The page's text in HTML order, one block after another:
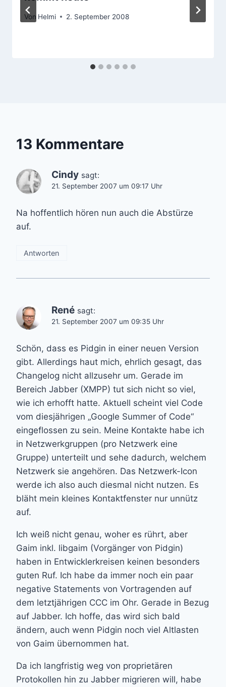
Von Helmi 2. September 2008
13 Kommentare
Cindy sagt:
21. September 2007 um 09:17 Uhr
Na hoffentlich hören nun auch die Abstürze
auf.
Antworten
René sagt:
21. September 2007 um 09:35 Uhr
Schön, dass es Pidgin in einer neuen Version
gibt. Allerdings haut mich, ehrlich gesagt, das
Changelog nicht allzusehr um. Gerade im
Bereich Jabber (XMPP) tut sich nicht so viel,
wie ich erhofft hatte. Aktuell scheint viel Code
vom diesjährigen „Google Summer of Code“
eingeflossen zu sein. Meine Kontakte habe ich
in Netzwerkgruppen (pro Netzwerk eine
Gruppe) unterteilt und sehe dadurch, welchem
Netzwerk sie angehören. Das Netzwerk-Icon
werde ich also auch diesmal nicht nutzen. Es
bläht mein kleines Kontaktfenster nur unnütz
auf.
Ich weiß nicht genau, woher es rührt, aber
Gaim inkl. libgaim (Vorgänger von Pidgin)
haben in Entwicklerkreisen keinen besonders
guten Ruf. Ich habe da immer noch ein paar
negative Statements von Vortragenden auf
dem letztjährigen CCC im Ohr. Gerade in Bezug
auf Jabber. Ich hoffe, das wird sich bald
ändern, auch wenn Pidgin noch viel Altlasten
von Gaim übernommen hat.
Da ich langfristig weg von proprietären
Protokollen hin zu Jabber migrieren will, habe